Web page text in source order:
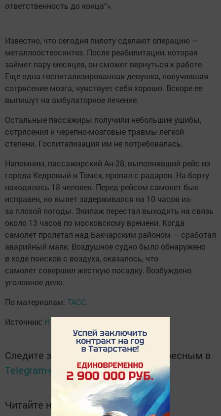
ответственность до конца“».
Известно, что сегодня пилоту сделают операцию —
металлоостеосинтез. После реабилитации, которая
займет пару месяцев, он сможет вернуться к работе.
Еще одна госпитализированная девушка, получившая
сотрясение мозга, чувствует себя хорошо. Вскоре ее
выпишут на амбулаторное лечение.
Остальные пассажиры получили небольшие ушибы,
сотрясения и черепно-мозговые травмы легкой
степени. Госпитализация им не потребовалась.
Напомним, пассажирский Ан-28, выполнявший рейс из
города Кедровый в Томск, пропал с радаров. На борту
находилось 18 человек. Перед рейсом самолет был
исправен, но вылет задерживался на 10 часов из-
за плохой погоды. Экипаж перестал выходить на связь
около 13 часов по московскому времени. Когда
самолет пролетал над Бакчарским районом — сработал
аварийный маяк. Воздушное судно было обнаружено
в ходе поисков с воздуха, оказалось, что
самолет совершил жесткую посадку. Возбуждено
уголовное дело.
По материалам: ТАСС.
Источник: НТВ
Следите за самым важным и интересным в
Telegram-каналеТатмедиа
Читайте новости Татарстана в